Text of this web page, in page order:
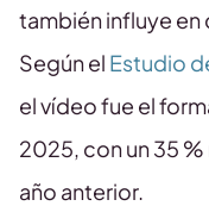
también influye
Según el Estudio
el vídeo fue el
2025, con un 35
año anterior.